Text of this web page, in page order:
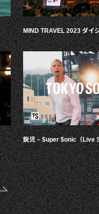
MIND TRAVEL 2023 ダイ
鋭児 – $uper $onic（Live